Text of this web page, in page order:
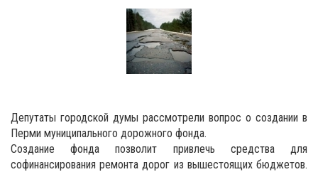
Депутаты городской думы рассмотрели вопрос о создании в
Перми муниципального дорожного фонда.
Создание фонда позволит привлечь средства для
софинансирования ремонта дорог из вышестоящих бюджетов.